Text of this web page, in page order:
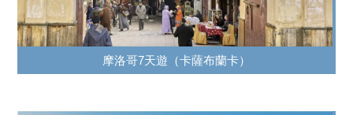
摩洛哥7天遊（卡薩布蘭卡）